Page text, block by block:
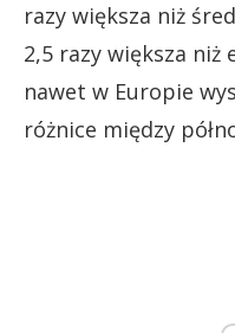
razy większa niż
2,5 razy większa niż
nawet w Europie
różnice między